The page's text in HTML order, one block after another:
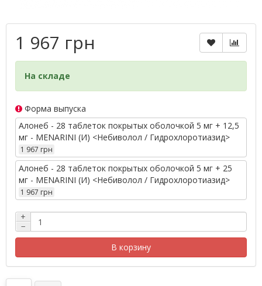
1 967 грн
На складе
Форма выпуска
Алонеб - 28 таблеток покрытых оболочкой 5 мг + 12,5
мг - MENARINI (И) <Небиволол / Гидрохлоротиазид>
1 967 грн
Алонеб - 28 таблеток покрытых оболочкой 5 мг + 25
мг - MENARINI (И) <Небиволол / Гидрохлоротиазид>
1 967 грн
+
−
В корзину